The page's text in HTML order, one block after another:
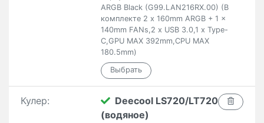
ARGB Black (G99.LAN216RX.00) (В
комплекте 2 x 160mm ARGB + 1 x
140mm FANs,2 x USB 3.0,1 x Type-
C,GPU MAX 392mm,CPU MAX
180.5mm)
Кулер:
Deecool LS720/LT720
(водяное)